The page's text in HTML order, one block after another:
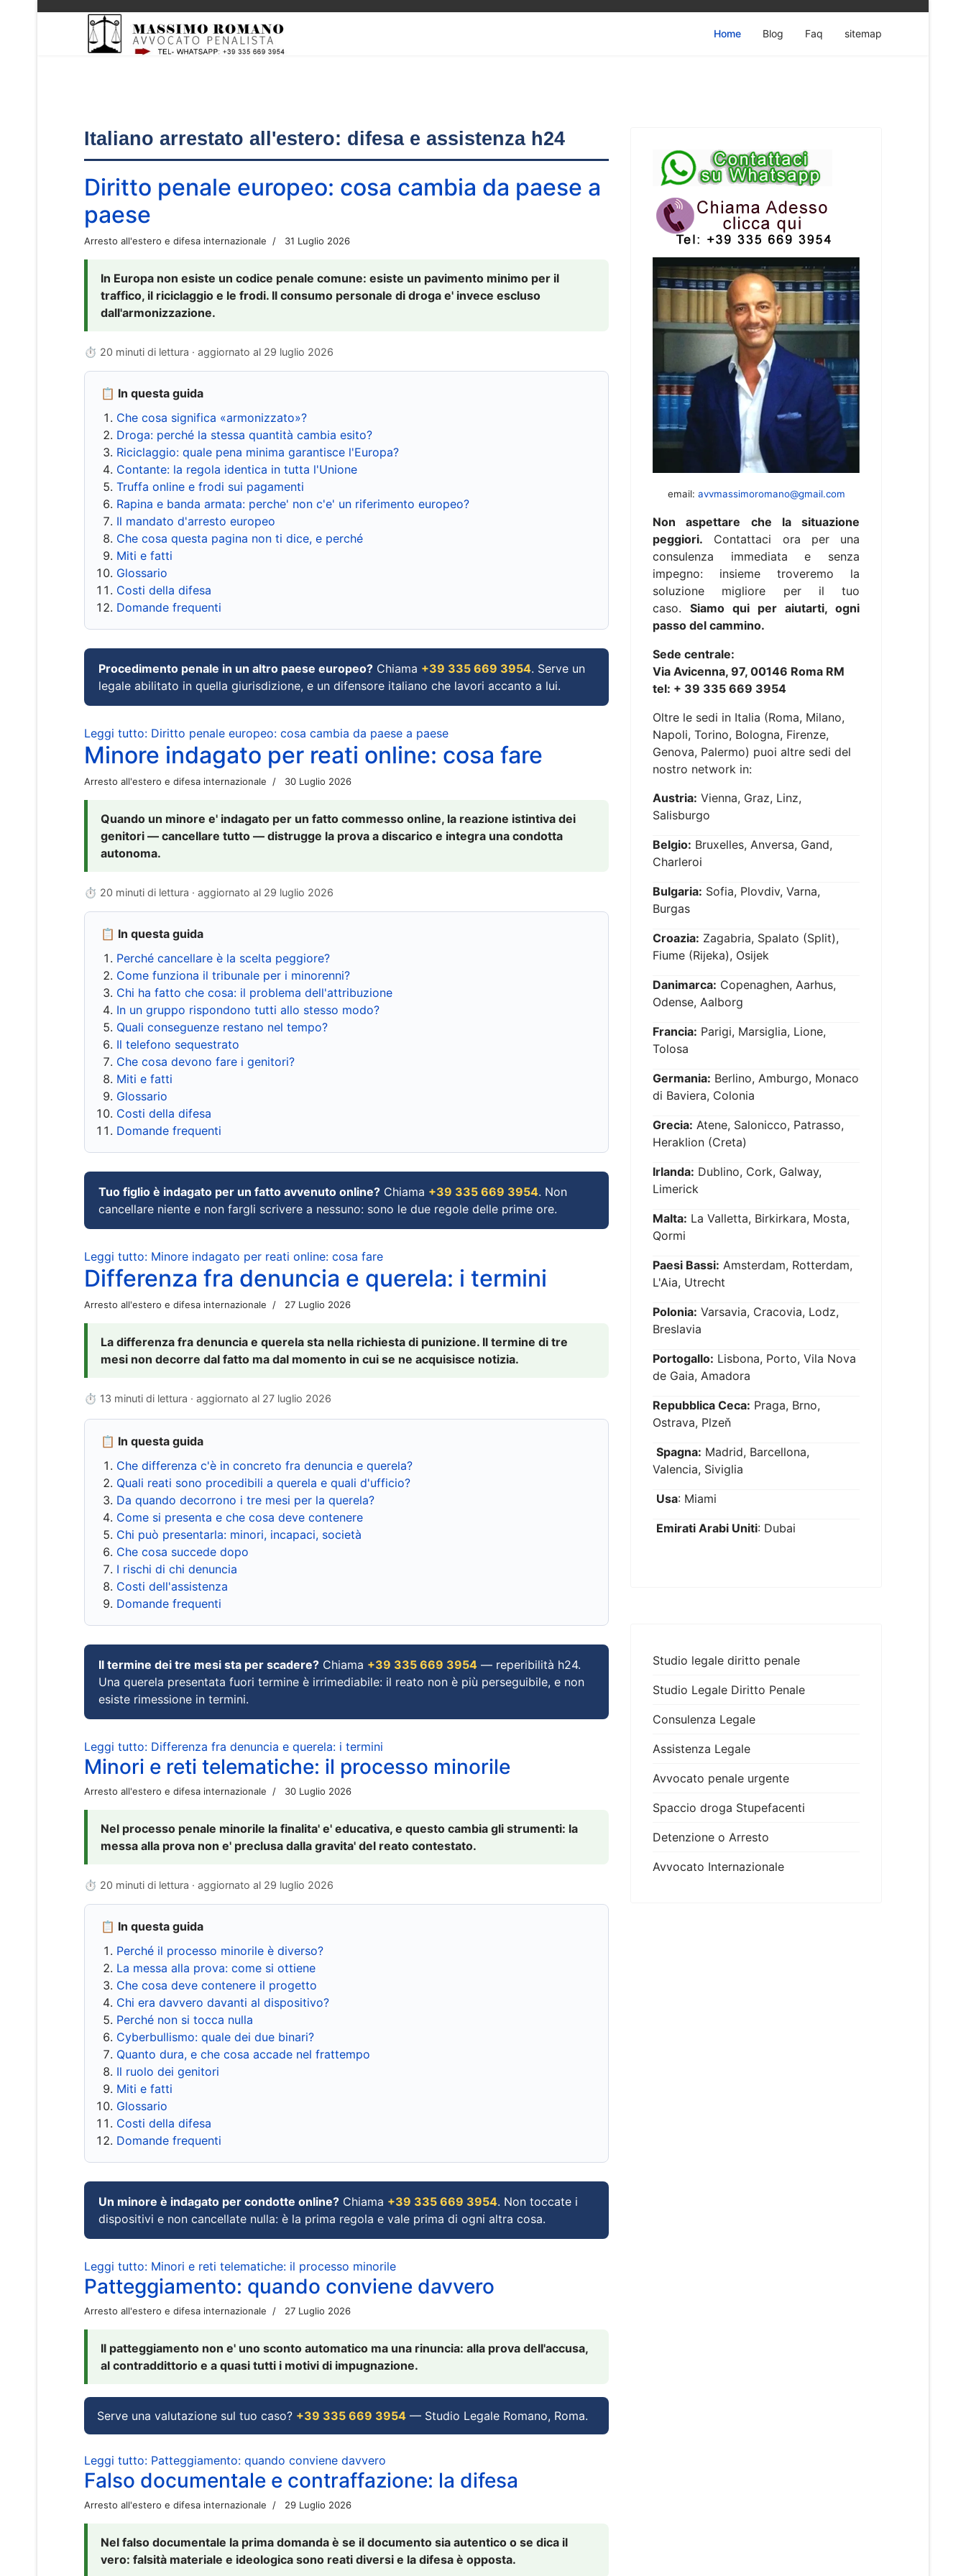
Home Blog Faq sitemap
Italiano arrestato all'estero: difesa e assistenza h24
Diritto penale europeo: cosa cambia da paese a
paese
Arresto all'estero e difesa internazionale 31 Luglio 2026
In Europa non esiste un codice penale comune: esiste un pavimento minimo per il
traffico, il riciclaggio e le frodi. Il consumo personale di droga e' invece escluso
dall'armonizzazione.
⏱ 20 minuti di lettura · aggiornato al 29 luglio 2026
📋 In questa guida
Che cosa significa «armonizzato»?
Droga: perché la stessa quantità cambia esito?
Riciclaggio: quale pena minima garantisce l'Europa?
Contante: la regola identica in tutta l'Unione
Truffa online e frodi sui pagamenti
Rapina e banda armata: perche' non c'e' un riferimento europeo?
Il mandato d'arresto europeo
Che cosa questa pagina non ti dice, e perché
Miti e fatti
Glossario
Costi della difesa
Domande frequenti
Procedimento penale in un altro paese europeo? Chiama +39 335 669 3954. Serve un
legale abilitato in quella giurisdizione, e un difensore italiano che lavori accanto a lui.
Leggi tutto: Diritto penale europeo: cosa cambia da paese a paese
Minore indagato per reati online: cosa fare
Arresto all'estero e difesa internazionale 30 Luglio 2026
Quando un minore e' indagato per un fatto commesso online, la reazione istintiva dei
genitori — cancellare tutto — distrugge la prova a discarico e integra una condotta
autonoma.
⏱ 20 minuti di lettura · aggiornato al 29 luglio 2026
📋 In questa guida
Perché cancellare è la scelta peggiore?
Come funziona il tribunale per i minorenni?
Chi ha fatto che cosa: il problema dell'attribuzione
In un gruppo rispondono tutti allo stesso modo?
Quali conseguenze restano nel tempo?
Il telefono sequestrato
Che cosa devono fare i genitori?
Miti e fatti
Glossario
Costi della difesa
Domande frequenti
Tuo figlio è indagato per un fatto avvenuto online? Chiama +39 335 669 3954. Non
cancellare niente e non fargli scrivere a nessuno: sono le due regole delle prime ore.
Leggi tutto: Minore indagato per reati online: cosa fare
Differenza fra denuncia e querela: i termini
Arresto all'estero e difesa internazionale 27 Luglio 2026
La differenza fra denuncia e querela sta nella richiesta di punizione. Il termine di tre
mesi non decorre dal fatto ma dal momento in cui se ne acquisisce notizia.
⏱ 13 minuti di lettura · aggiornato al 27 luglio 2026
📋 In questa guida
Che differenza c'è in concreto fra denuncia e querela?
Quali reati sono procedibili a querela e quali d'ufficio?
Da quando decorrono i tre mesi per la querela?
Come si presenta e che cosa deve contenere
Chi può presentarla: minori, incapaci, società
Che cosa succede dopo
I rischi di chi denuncia
Costi dell'assistenza
Domande frequenti
Il termine dei tre mesi sta per scadere? Chiama +39 335 669 3954 — reperibilità h24.
Una querela presentata fuori termine è irrimediabile: il reato non è più perseguibile, e non
esiste rimessione in termini.
Leggi tutto: Differenza fra denuncia e querela: i termini
Minori e reti telematiche: il processo minorile
Arresto all'estero e difesa internazionale 30 Luglio 2026
Nel processo penale minorile la finalita' e' educativa, e questo cambia gli strumenti: la
messa alla prova non e' preclusa dalla gravita' del reato contestato.
⏱ 20 minuti di lettura · aggiornato al 29 luglio 2026
📋 In questa guida
Perché il processo minorile è diverso?
La messa alla prova: come si ottiene
Che cosa deve contenere il progetto
Chi era davvero davanti al dispositivo?
Perché non si tocca nulla
Cyberbullismo: quale dei due binari?
Quanto dura, e che cosa accade nel frattempo
Il ruolo dei genitori
Miti e fatti
Glossario
Costi della difesa
Domande frequenti
Un minore è indagato per condotte online? Chiama +39 335 669 3954. Non toccate i
dispositivi e non cancellate nulla: è la prima regola e vale prima di ogni altra cosa.
Leggi tutto: Minori e reti telematiche: il processo minorile
Patteggiamento: quando conviene davvero
Arresto all'estero e difesa internazionale 27 Luglio 2026
Il patteggiamento non e' uno sconto automatico ma una rinuncia: alla prova dell'accusa,
al contraddittorio e a quasi tutti i motivi di impugnazione.
Serve una valutazione sul tuo caso? +39 335 669 3954 — Studio Legale Romano, Roma.
Leggi tutto: Patteggiamento: quando conviene davvero
Falso documentale e contraffazione: la difesa
Arresto all'estero e difesa internazionale 29 Luglio 2026
Nel falso documentale la prima domanda è se il documento sia autentico o se dica il
vero: falsità materiale e ideologica sono reati diversi e la difesa è opposta.
email: avvmassimoromano@gmail.com
Non aspettare che la situazione
peggiori. Contattaci ora per una
consulenza immediata e senza
impegno: insieme troveremo la
soluzione migliore per il tuo
caso. Siamo qui per aiutarti, ogni
passo del cammino.
Sede centrale:
Via Avicenna, 97, 00146 Roma RM
tel: + 39 335 669 3954
Oltre le sedi in Italia (Roma, Milano,
Napoli, Torino, Bologna, Firenze,
Genova, Palermo) puoi altre sedi del
nostro network in:
Austria: Vienna, Graz, Linz,
Salisburgo
Belgio: Bruxelles, Anversa, Gand,
Charleroi
Bulgaria: Sofia, Plovdiv, Varna,
Burgas
Croazia: Zagabria, Spalato (Split),
Fiume (Rijeka), Osijek
Danimarca: Copenaghen, Aarhus,
Odense, Aalborg
Francia: Parigi, Marsiglia, Lione,
Tolosa
Germania: Berlino, Amburgo, Monaco
di Baviera, Colonia
Grecia: Atene, Salonicco, Patrasso,
Heraklion (Creta)
Irlanda: Dublino, Cork, Galway,
Limerick
Malta: La Valletta, Birkirkara, Mosta,
Qormi
Paesi Bassi: Amsterdam, Rotterdam,
L'Aia, Utrecht
Polonia: Varsavia, Cracovia, Lodz,
Breslavia
Portogallo: Lisbona, Porto, Vila Nova
de Gaia, Amadora
Repubblica Ceca: Praga, Brno,
Ostrava, Plzeň
Spagna: Madrid, Barcellona,
Valencia, Siviglia
Usa: Miami
Emirati Arabi Uniti: Dubai
Studio legale diritto penale
Studio Legale Diritto Penale
Consulenza Legale
Assistenza Legale
Avvocato penale urgente
Spaccio droga Stupefacenti
Detenzione o Arresto
Avvocato Internazionale